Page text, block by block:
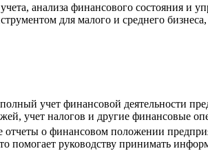
анализа финансового состояния и
для малого и среднего
учет финансовой деятельности
учет налогов и другие финансовые
отчеты о финансовом положении
помогает руководству принимать